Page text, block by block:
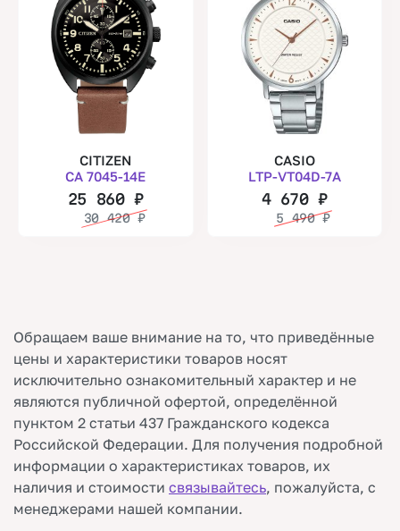
CITIZEN
CA 7045-14E
25 860₽
30 420₽
CASIO
LTP-VT04D-7A
4 670₽
5 490₽
Обращаем ваше внимание на то, что приведённые
цены и характеристики товаров носят
исключительно ознакомительный характер и не
являются публичной офертой, определённой
пунктом 2 статьи 437 Гражданского кодекса
Российской Федерации. Для получения подробной
информации о характеристиках товаров, их
наличия и стоимости связывайтесь, пожалуйста, с
менеджерами нашей компании.